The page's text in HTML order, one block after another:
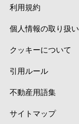
利用規約
個人情報の取り扱い
クッキーについて
引用ルール
不動産用語集
サイトマップ